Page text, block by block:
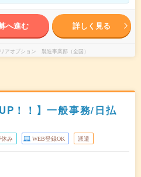
へ進む 詳しく見る
アオプション 製造事業部（全国）
！！】一般事務/日払
み WEB登録OK 派遣